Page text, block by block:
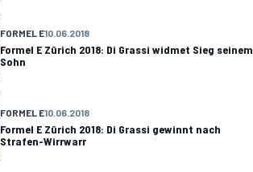
FORMEL E10.06.2018
Formel E Zürich 2018: Di Grassi widmet Sieg seinem
Sohn
FORMEL E10.06.2018
Formel E Zürich 2018: Di Grassi gewinnt nach
Strafen-Wirrwarr